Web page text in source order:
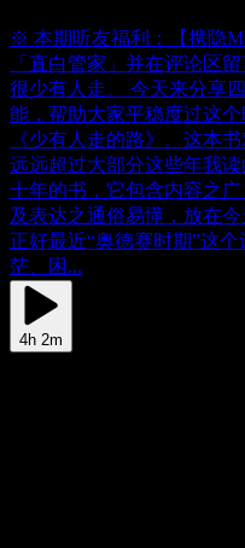
※ 本期听友福利：【携隐
「直白管家」并在评论区
很少有人走。 今天来分享
能，帮助大家平稳度过这
《少有人走的路》。这本
远远超过大部分这些年我
十年的书，它包含内容之
及表达之通俗易懂，放在
正好最近“奥德赛时期”这
茫、困...
4h 2m